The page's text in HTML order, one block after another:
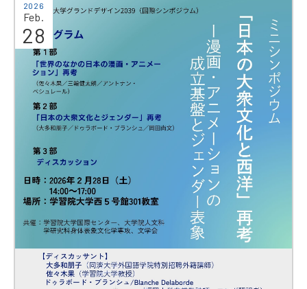
2026
Feb.
28